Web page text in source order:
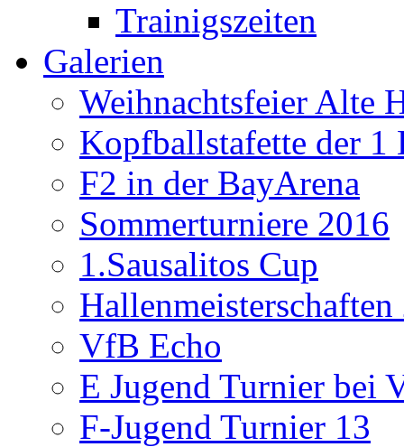
Trainigszeiten
Galerien
Weihnachtsfeier Alte
Kopfballstafette der 1
F2 in der BayArena
Sommerturniere 2016
1.Sausalitos Cup
Hallenmeisterschaften
VfB Echo
E Jugend Turnier bei
F-Jugend Turnier 13